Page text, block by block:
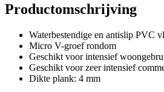
Productomschrijving
Waterbestendige en antislip PVC
Micro V-groef rondom
Geschikt voor intensief
Geschikt voor zeer intensief
Dikte plank: 4 mm